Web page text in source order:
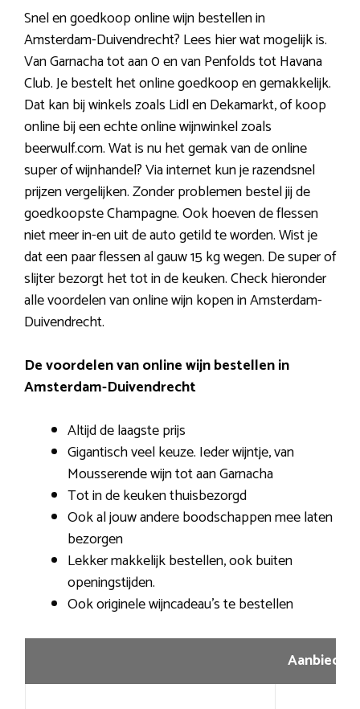
Snel en goedkoop online wijn bestellen in
Amsterdam-Duivendrecht? Lees hier wat mogelijk is.
Van Garnacha tot aan 0 en van Penfolds tot Havana
Club. Je bestelt het online goedkoop en gemakkelijk.
Dat kan bij winkels zoals Lidl en Dekamarkt, of koop
online bij een echte online wijnwinkel zoals
beerwulf.com. Wat is nu het gemak van de online
super of wijnhandel? Via internet kun je razendsnel
prijzen vergelijken. Zonder problemen bestel jij de
goedkoopste Champagne. Ook hoeven de flessen
niet meer in-en uit de auto getild te worden. Wist je
dat een paar flessen al gauw 15 kg wegen. De super of
slijter bezorgt het tot in de keuken. Check hieronder
alle voordelen van online wijn kopen in Amsterdam-
Duivendrecht.
De voordelen van online wijn bestellen in
Amsterdam-Duivendrecht
Altijd de laagste prijs
Gigantisch veel keuze. Ieder wijntje, van
Mousserende wijn tot aan Garnacha
Tot in de keuken thuisbezorgd
Ook al jouw andere boodschappen mee laten
bezorgen
Lekker makkelijk bestellen, ook buiten
openingstijden.
Ook originele wijncadeau’s te bestellen